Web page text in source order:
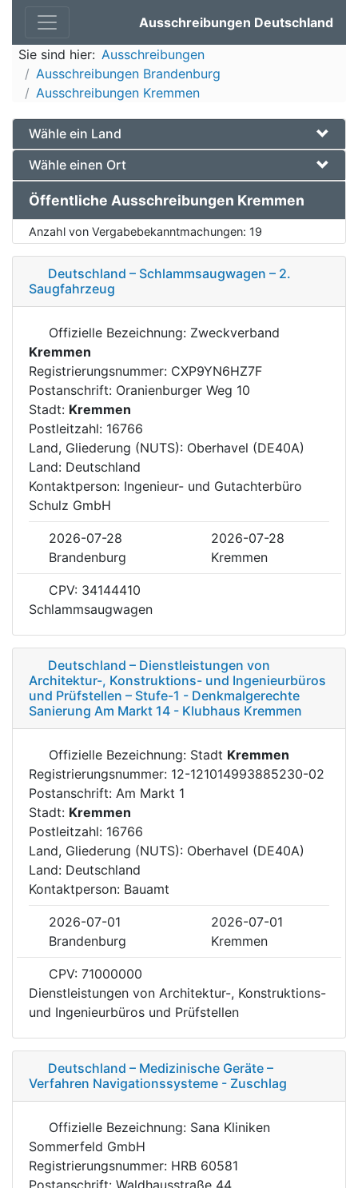
Ausschreibungen Deutschland
Sie sind hier: Ausschreibungen
Ausschreibungen Brandenburg
Ausschreibungen Kremmen
Wähle ein Land
Wähle einen Ort
Öffentliche Ausschreibungen Kremmen
Anzahl von Vergabebekanntmachungen: 19
Deutschland – Schlammsaugwagen – 2.
Saugfahrzeug
Offizielle Bezeichnung: Zweckverband
Kremmen
Registrierungsnummer: CXP9YN6HZ7F
Postanschrift: Oranienburger Weg 10
Stadt: Kremmen
Postleitzahl: 16766
Land, Gliederung (NUTS): Oberhavel (DE40A)
Land: Deutschland
Kontaktperson: Ingenieur- und Gutachterbüro
Schulz GmbH
2026-07-28
2026-07-28
Brandenburg
Kremmen
CPV: 34144410
Schlammsaugwagen
Deutschland – Dienstleistungen von
Architektur-, Konstruktions- und Ingenieurbüros
und Prüfstellen – Stufe-1 - Denkmalgerechte
Sanierung Am Markt 14 - Klubhaus Kremmen
Offizielle Bezeichnung: Stadt Kremmen
Registrierungsnummer: 12-121014993885230-02
Postanschrift: Am Markt 1
Stadt: Kremmen
Postleitzahl: 16766
Land, Gliederung (NUTS): Oberhavel (DE40A)
Land: Deutschland
Kontaktperson: Bauamt
2026-07-01
2026-07-01
Brandenburg
Kremmen
CPV: 71000000
Dienstleistungen von Architektur-, Konstruktions-
und Ingenieurbüros und Prüfstellen
Deutschland – Medizinische Geräte –
Verfahren Navigationssysteme - Zuschlag
Offizielle Bezeichnung: Sana Kliniken
Sommerfeld GmbH
Registrierungsnummer: HRB 60581
Postanschrift: Waldhausstraße 44